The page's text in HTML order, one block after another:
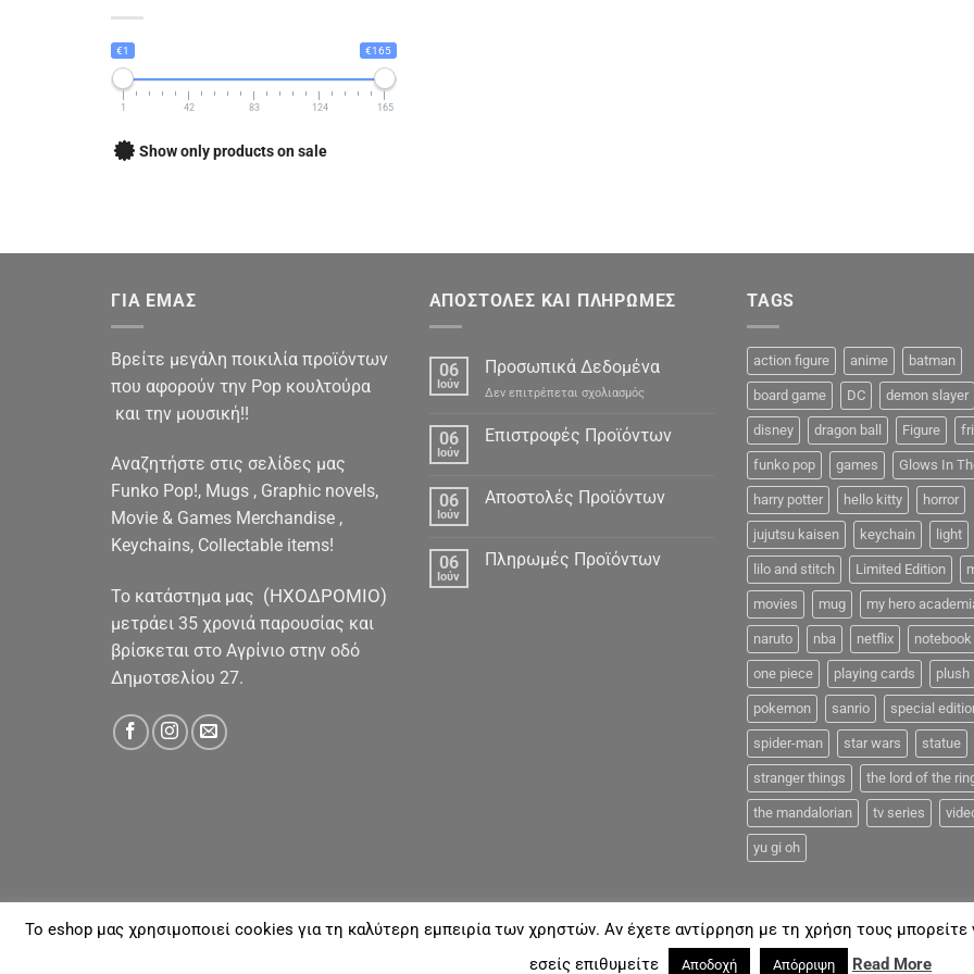
€1 €165
1 42 83 124 165
Show only products on sale
ΓΙΑ ΕΜΑΣ
Βρείτε μεγάλη ποικιλία προϊόντων
που αφορούν την Pop κουλτούρα
και την μουσική!!
Αναζητήστε στις σελίδες μας
Funko Pop!, Mugs , Graphic novels,
Movie & Games Merchandise ,
Keychains, Collectable items!
To κατάστημα μας (ΗΧΟΔΡΟΜΙΟ)
μετράει 35 χρονιά παρουσίας και
βρίσκεται στο Αγρίνιο στην οδό
Δημοτσελίου 27.
ΑΠΟΣΤΟΛΕΣ ΚΑΙ ΠΛΗΡΩΜΕΣ
06
Ιούν
Προσωπικά Δεδομένα
Δεν επιτρέπεται σχολιασμόςστο
Δεδομένα
06
Ιούν
Επιστροφές Προϊόντων
06
Ιούν
Αποστολές Προϊόντων
06
Ιούν
Πληρωμές Προϊόντων
TAGS
action figure anime batman
board game DC demon slayer
disney dragon ball Figure
funko pop games Glows In
harry potter hello kitty horror
jujutsu kaisen keychain light
lilo and stitch Limited Edition
movies mug my hero
naruto nba netflix notebook
one piece playing cards plush
pokemon sanrio special
spider-man star wars statue
stranger things the lord of the
the mandalorian tv series
yu gi oh
ΓΙΑ ΕΜΆΣ ΑΠΟΣΤΟΛΈΣ & ΠΛΗΡΩΜΈΣ ΕΠΙΚΟΙΝΩΝΊΑ FAQ
Coolmerch.gr
To eshop μας χρησιμοποιεί cookies για τη καλύτερη εμπειρία των χρηστών. Αν έχετε αντίρρηση με τη χρήση τους μπορείτε
εσείς επιθυμείτε
Αποδοχή Απόρριψη Read More